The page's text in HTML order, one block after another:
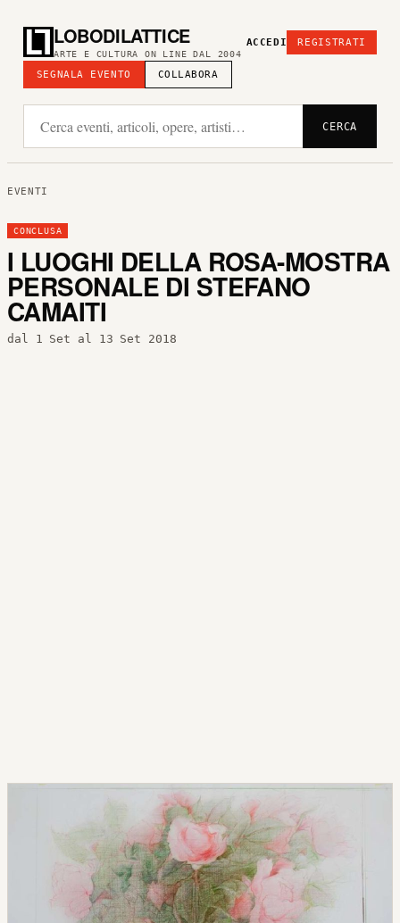
LOBODILATTICE
ARTE E CULTURA ON LINE DAL 2004
SEGNALA EVENTO COLLABORA
ACCEDI REGISTRATI
CERCA
EVENTI
CONCLUSA
I LUOGHI DELLA ROSA-MOSTRA
PERSONALE DI STEFANO
CAMAITI
dal 1 Set al 13 Set 2018